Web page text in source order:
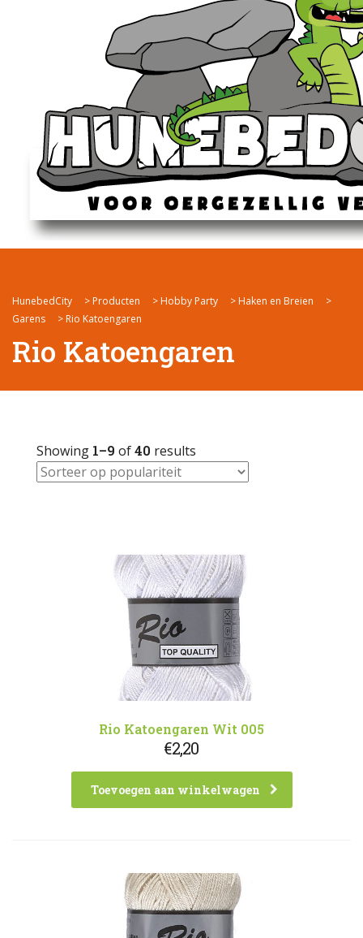
HunebedCity > Producten > Hobby Party > Haken en Breien
>
Garens
> Rio Katoengaren
Rio Katoengaren
Showing 1–9 of40 results
Rio Katoengaren Wit 005
€2,20
Toevoegen aan winkelwagen